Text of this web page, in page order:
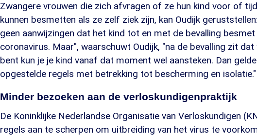
Zwangere vrouwen die zich afvragen of ze hun kind voor of
kunnen besmetten als ze zelf ziek zijn, kan Oudijk
geen aanwijzingen dat het kind tot en met de bevalling
coronavirus. Maar", waarschuwt Oudijk, "na de bevalling zit
bent kun je je kind vanaf dat moment wel aansteken. Dan
opgestelde regels met betrekking tot bescherming en isolatie."
Minder bezoeken aan de verloskundigenpraktijk
De Koninklijke Nederlandse Organisatie van Verloskundigen
regels aan te scherpen om uitbreiding van het virus te